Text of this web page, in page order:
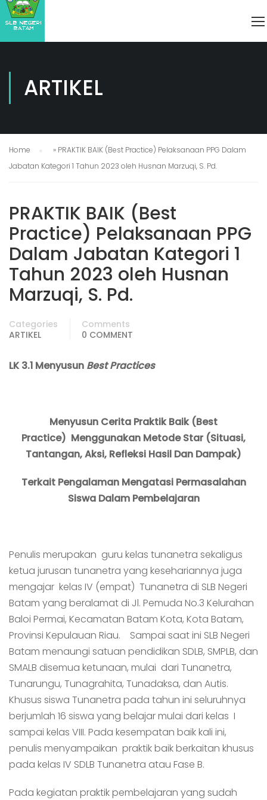
ARTIKEL
Home » PRAKTIK BAIK (Best Practice) Pelaksanaan PPG Dalam
Jabatan Kategori 1 Tahun 2023 oleh Husnan Marzuqi, S. Pd.
PRAKTIK BAIK (Best
Practice) Pelaksanaan PPG
Dalam Jabatan Kategori 1
Tahun 2023 oleh Husnan
Marzuqi, S. Pd.
Categories
ARTIKEL
Comments
0 COMMENT
LK 3.1 Menyusun Best Practices
Menyusun Cerita Praktik Baik(Best
Practice) Menggunakan Metode Star (Situasi,
Tantangan, Aksi, Refleksi Hasil Dan Dampak)
Terkait Pengalaman Mengatasi Permasalahan
Siswa Dalam Pembelajaran
Penulis merupakan guru kelas tunanetra sekaligus
ketua jurusan tunanetra yang kesehariannya juga
mengajar kelas IV (empat) Tunanetra di SLB Negeri
Batam yang beralamat di Jl. Pemuda No.3 Kelurahan
Baloi Permai, Kecamatan Batam Kota, Kota Batam,
Provinsi Kepulauan Riau. Sampai saat ini SLB Negeri
Batam menaungi satuan pendidikan SDLB, SMPLB, dan
SMALB disemua ketunaan, mulai dari Tunanetra,
Tunarungu, Tunagrahita, Tunadaksa, dan Autis.
Khusus siswa Tunanetra pada tahun ini seluruhnya
berjumlah 16 siswa yang belajar mulai dari kelas I
sampai kelas VIII. Pada kesempatan baik kali ini,
penulis menyampaikan praktik baik berkaitan khusus
pada kelas IV SDLB Tunanetra atau Fase B.
Pada kegiatan praktik pembelajaran yang sudah